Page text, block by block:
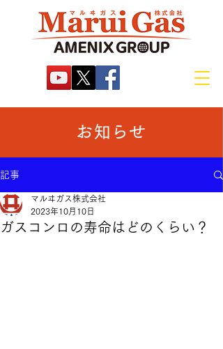
お知らせ
記事
ガスコンロの寿命はどのくらい？
マルヰガス株式会社
2023年10月10日